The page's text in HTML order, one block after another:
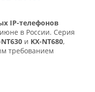
IP-телефонов
в России. Серия
и KX-NT680,
требованием